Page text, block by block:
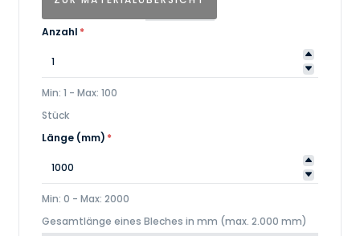
Anzahl *
Min: 1 - Max: 100
Stück
Länge (mm) *
Min: 0 - Max: 2000
Gesamtlänge eines Bleches in mm (max. 2.000 mm)